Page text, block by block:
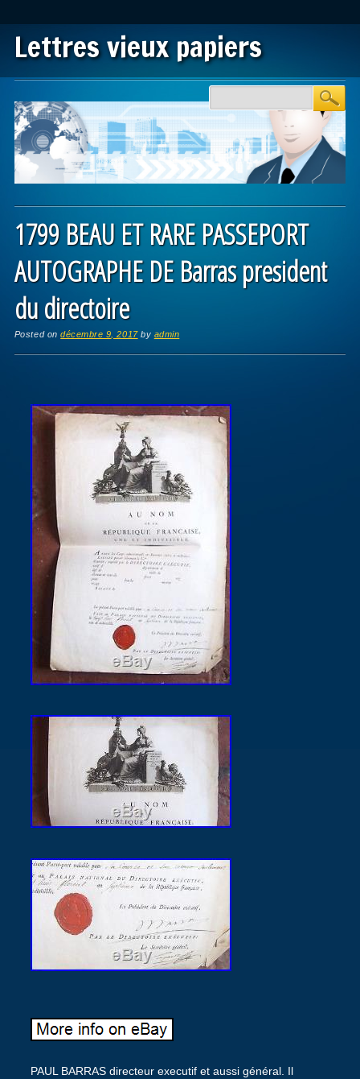
Lettres vieux papiers
Main menu
1799 BEAU ET RARE PASSEPORT
AUTOGRAPHE DE Barras president
du directoire
Posted ondécembre 9, 2017 by admin
PAUL BARRAS directeur executif et aussi général. Il